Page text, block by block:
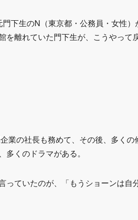
下生のN（東京都・公務員・女性
を離れていた門下生が、こうやって
業の社長も務めて、その後、多く
くのドラマがある。
っていたのが、「もうショーンは